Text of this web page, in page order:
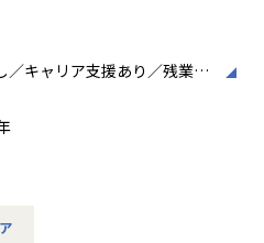
とどけるHUBに」をミッシ
買い物体験を提供していま
したファミリー向け動画メデ
クトを育てていける環境で
できるため、技術選定や新
ナーシップを持って向き合え
に考えながら開発に向き合え
キャリア支援あり／残業10
求し、エンジニアがワクワク
、UNIX、Linux）